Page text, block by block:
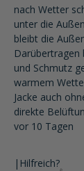
nach Wetter
unter die
bleibt die
Darübertragen
und Schmutz
warmem
Jacke auch
direkte
vor 10 Tagen
| Hilfreich?